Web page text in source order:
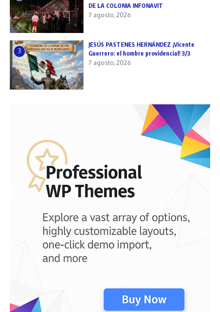
DE LA COLONIA INFONAVIT
7 agosto, 2026
3
JESÚS PASTENES HERNÁNDEZ ¡Vicente
Guerrero: el hombre providencial! 3/3
7 agosto, 2026